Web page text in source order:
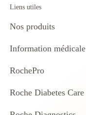
Liens utiles
Nos produits
Information médicale
RochePro
Roche Diabetes Care